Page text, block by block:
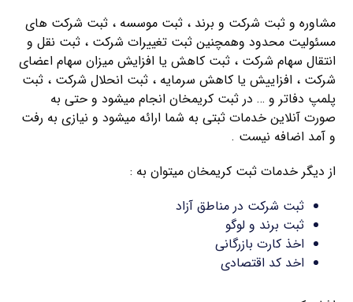
مشاوره و ثبت شرکت و برند ، ثبت موسسه ، ثبت شرکت های
مسئولیت محدود وهمچنین ثبت تغییرات شرکت ، ثبت نقل و
انتقال سهام شرکت ، ثبت کاهش یا افزایش میزان سهام اعضای
شرکت ، افزاییش یا کاهش سرمایه ، ثبت انحلال شرکت ، ثبت
پلمپ دفاتر و … در ثبت کریمخان انجام میشود و حتی به
صورت آنلاین خدمات ثبتی به شما ارائه میشود و نیازی به رفت
و آمد اضافه نیست .
از دیگر خدمات ثبت کریمخان میتوان به :
ثبت شرکت در مناطق آزاد
ثبت برند و لوگو
اخذ کارت بازرگانی
اخد کد اقتصادی